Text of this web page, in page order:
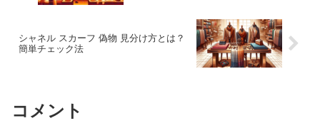
シャネル スカーフ 偽物 見分け方とは？
簡単チェック法
コメント